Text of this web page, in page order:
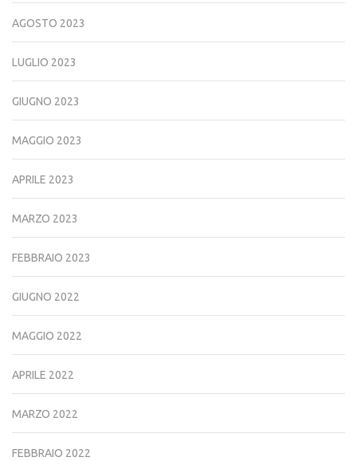
AGOSTO 2023
LUGLIO 2023
GIUGNO 2023
MAGGIO 2023
APRILE 2023
MARZO 2023
FEBBRAIO 2023
GIUGNO 2022
MAGGIO 2022
APRILE 2022
MARZO 2022
FEBBRAIO 2022